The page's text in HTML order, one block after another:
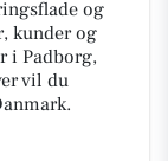
og
kunder og
i Padborg,
vil du